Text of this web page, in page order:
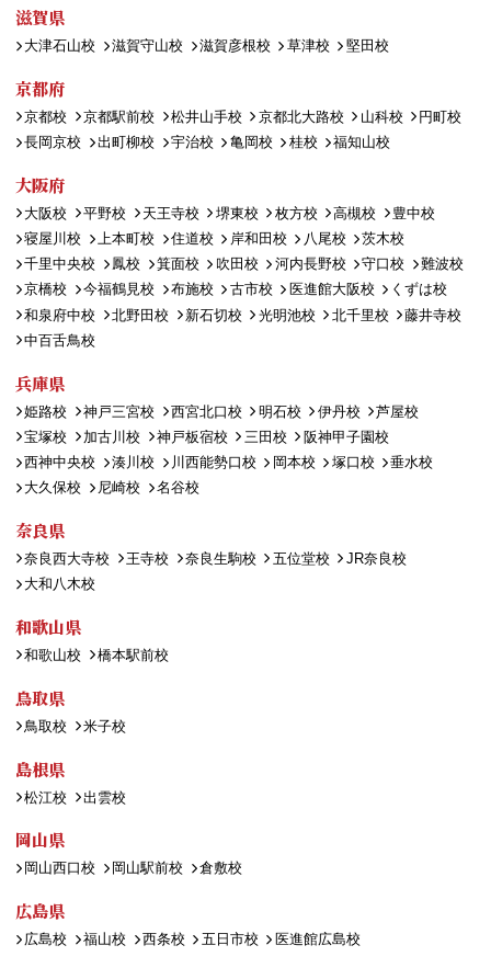
滋賀県
大津石山校 滋賀守山校 滋賀彦根校 草津校 堅田校
京都府
京都校 京都駅前校 松井山手校 京都北大路校 山科校
円町校
長岡京校
出町柳校 宇治校 亀岡校 桂校 福知山校
大阪府
大阪校 平野校 天王寺校 堺東校 枚方校 高槻校
豊中校
寝屋川校
上本町校 住道校 岸和田校 八尾校
茨木校
千里中央校
鳳校 箕面校 吹田校 河内長野校 守口校
難波校
京橋校
今福鶴見校 布施校 古市校 医進館大阪校
くずは校
和泉府中校
北野田校 新石切校 光明池校 北千里校
藤井寺校
中百舌鳥校
兵庫県
姫路校 神戸三宮校 西宮北口校 明石校 伊丹校
芦屋校
宝塚校
加古川校 神戸板宿校 三田校
阪神甲子園校
西神中央校
湊川校 川西能勢口校 岡本校 塚口校
垂水校
大久保校
尼崎校 名谷校
奈良県
奈良西大寺校 王寺校 奈良生駒校 五位堂校
JR奈良校
大和八木校
和歌山県
和歌山校 橋本駅前校
鳥取県
鳥取校 米子校
島根県
松江校 出雲校
岡山県
岡山西口校 岡山駅前校 倉敷校
広島県
広島校 福山校 西条校 五日市校 医進館広島校